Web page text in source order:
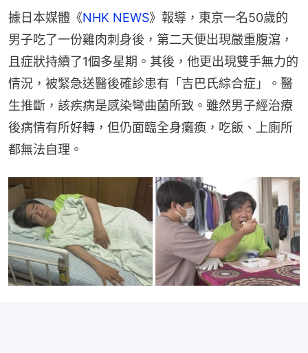
據日本媒體《NHK NEWS》報導，東京一名50歲的
男子吃了一份雞肉刺身後，第二天便出現嚴重腹瀉，
且症狀持續了1個多星期。其後，他更出現雙手無力的
情況，被緊急送醫後確診患有「吉巴氏綜合症」。醫
生推斷，該疾病是感染彎曲菌所致。雖然男子經治療
後病情有所好轉，但仍面臨全身癱瘓，吃飯、上廁所
都無法自理。